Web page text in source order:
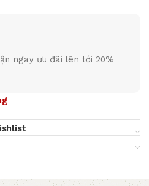
ngay ưu đãi lên tới 20%